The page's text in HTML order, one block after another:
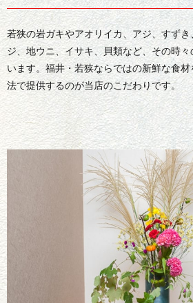
若狭の岩ガキやアオリイカ、アジ、すず
ジ、地ウニ、イサキ、貝類など、その時
います。福井・若狭ならではの新鮮な食
法で提供するのが当店のこだわりです。